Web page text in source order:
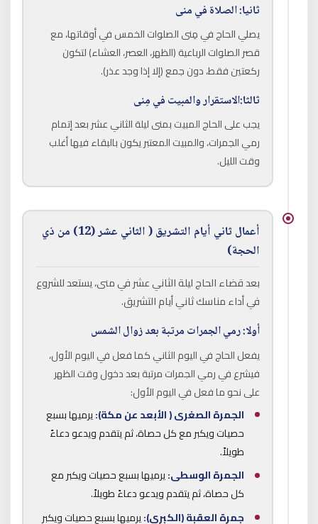
ثانيا: الصلاة في منى
يصلي الحاج في مِنى الصلوات الخمس في أوقاتها، مع
قصر الصلوات الرباعية (الظهر، العصر، العشاء) لتكون
ركعتين فقط، دون جمع (إلا إذا وجد عذر).
ثالثا:الاستقرار والمبيت في مِنى
يجب على الحاج المبيت بمنى ليلة الثاني عشر بعد إتمام
رمي الجمرات، والمبيت المعتبر يكون بالبقاء فيها أغلب
وقت الليل.
أعمال ثاني أيام التشريق ( الثاني عشر (12) من ذي
الحجة)
بعد قضاء الحاج ليلة الثاني عشر في منى، يستعد للشروع
في أداء مناسك ثاني أيام التشريق.
أولا: رمي الجمرات مرتبة بعد زوال الشمس
يفعل الحاج في اليوم الثاني كما فعل في اليوم الأول،
فيشرع في رمي الجمرات مرتبة بعد دخول وقت الظهر
على نحو ما فعل في اليوم الأول:
الجمرة الصغرى ( الأبعد عن مكة):يرميها بسبع
حصيات ويكبر مع كل حصاة، ثم يتقدم ويدعو دعاءً
طويلاً.
الجمرة الوسطى:يرميها بسبع حصيات ويكبر مع
كل حصاة، ثم يتقدم ويدعو دعاءً طويلاً.
جمرة العقبة (الكبرى):يرميها بسبع حصيات ويكبر